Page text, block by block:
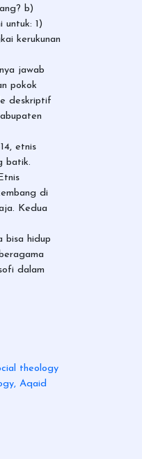
b)
untuk: 1)
kerukunan
jawab
pokok
deskriptif
etnis
batik.
di
Kedua
bisa hidup
dalam
theology
Aqaid